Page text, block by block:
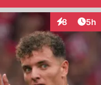
8 5h